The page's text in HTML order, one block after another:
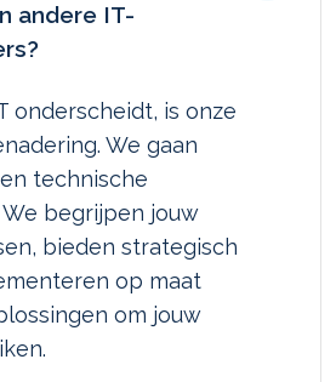
andere IT-
onderscheidt, is onze
We gaan
technische
begrijpen jouw
bieden strategisch
op maat
om jouw